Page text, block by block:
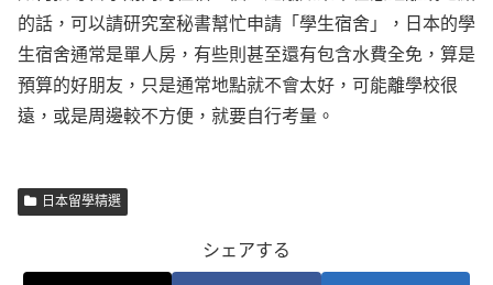
的話，可以請研究室秘書幫忙申請「學生宿舍」，日本的學
生宿舍通常是單人房，有些則甚至還有包含水費全免，算是
預算的好朋友，只是通常地點就不會太好，可能離學校很
遠，或是周邊較不方便，就要自行考量。
日本留學精選
シェアする